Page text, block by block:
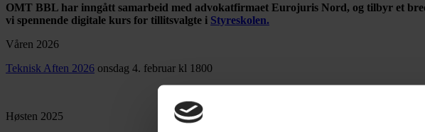
OMT BBL har inngått samarbeid med advokatfirmaet Eurojuris Nord, og tilbyr et
vi spennende digitale kurs for tillitsvalgte i Styreskolen.
Våren 2026
Teknisk Aften 2026 onsdag 4. februar kl 1800
Høsten 2025